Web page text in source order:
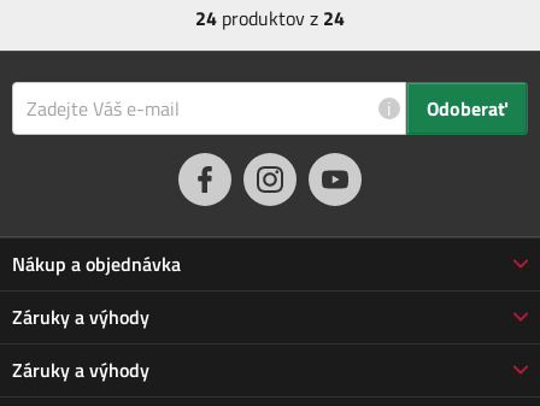
24 produktov z 24
i Odoberať
Nákup a objednávka
Obchodné podmienky
Doprava a platba
Predĺžená záruka
Záruky a výhody
Reklamácia
Vrátenie tovaru
Záruky a výhody